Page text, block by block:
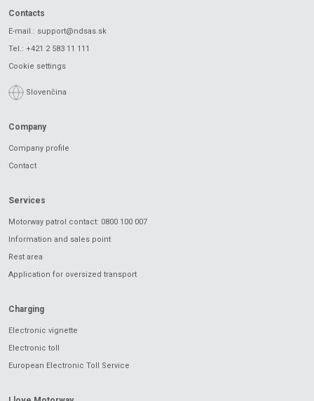
Contacts
E-mail.: support@ndsas.sk
Tel.: +421 2 583 11 111
Cookie settings
Slovenčina
Company
Company profile
Contact
Services
Motorway patrol contact: 0800 100 007
Information and sales point
Rest area
Application for oversized transport
Charging
Electronic vignette
Electronic toll
European Electronic Toll Service